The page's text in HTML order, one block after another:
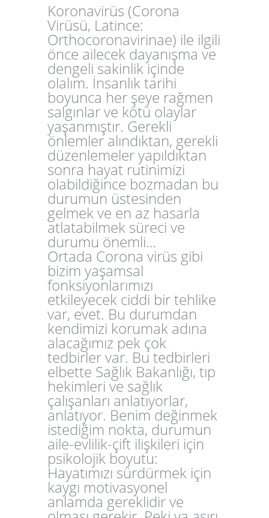
Koronavirüs (Corona
Virüsü, Latince:
Orthocoronavirinae) ile ilgili
önce ailecek dayanışma ve
dengeli sakinlik içinde
olalım. İnsanlık tarihi
boyunca her şeye rağmen
salgınlar ve kötü olaylar
yaşanmıştır. Gerekli
önlemler alındıktan, gerekli
düzenlemeler yapıldıktan
sonra hayat rutinimizi
olabildiğince bozmadan bu
durumun üstesinden
gelmek ve en az hasarla
atlatabilmek süreci ve
durumu önemli…
Ortada Corona virüs gibi
bizim yaşamsal
fonksiyonlarımızı
etkileyecek ciddi bir tehlike
var, evet. Bu durumdan
kendimizi korumak adına
alacağımız pek çok
tedbirler var. Bu tedbirleri
elbette Sağlık Bakanlığı, tıp
hekimleri ve sağlık
çalışanları anlatıyorlar,
anlatıyor. Benim değinmek
istediğim nokta, durumun
aile-evlilik-çift ilişkileri için
psikolojik boyutu:
Hayatımızı sürdürmek için
kaygı motivasyonel
anlamda gereklidir ve